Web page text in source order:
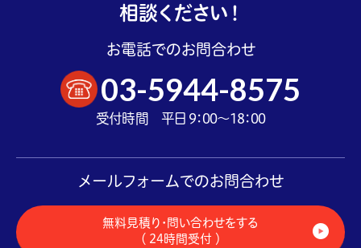
相談ください！
お電話でのお問合わせ
03-5944-8575
受付時間 平日 9：00～18：00
メールフォームでのお問合わせ
無料見積り・問い合わせをする
（ 24時間受付 ）